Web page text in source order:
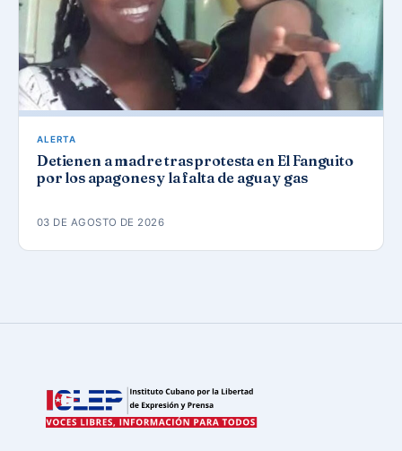
ALERTA
Detienen a madre tras protesta en El Fanguito
por los apagones y la falta de agua y gas
03 DE AGOSTO DE 2026